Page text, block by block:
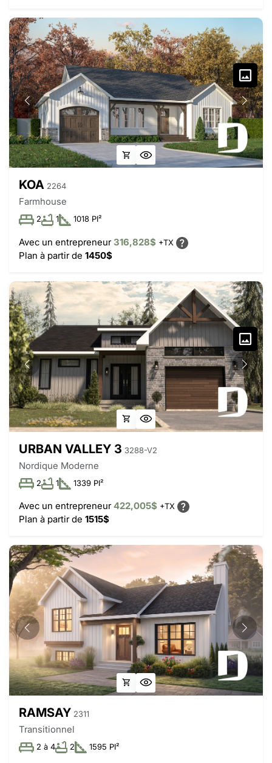
KOA 2264
Farmhouse
2 1 1018 PI²
Avec un entrepreneur316,828$ +TX
Plan à partir de 1450$
URBAN VALLEY 3 3288-V2
Nordique Moderne
2 1 1339 PI²
Avec un entrepreneur422,005$ +TX
Plan à partir de 1515$
RAMSAY 2311
Transitionnel
2 à 4 2 1595 PI²